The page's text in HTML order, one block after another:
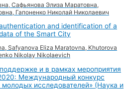
Сафьянова Элиза Маратовна,
Гапоненко Николай Николаевич
and identification of a
of the Smart City
Safyanova Eliza Maratovna, Khutorova
Nikolay Nikolaevich
и в рамках мероприятия
Международный конкурс
молодых исследователей» (Наука и